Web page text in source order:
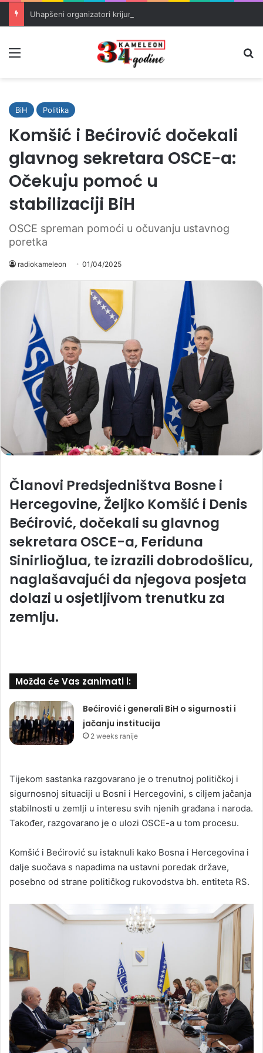
BiH Politika
Komšić i Bećirović dočekali
glavnog sekretara OSCE-a:
Očekuju pomoć u
stabilizaciji BiH
OSCE spreman pomoći u očuvanju ustavnog
poretka
radiokameleon 01/04/2025
Članovi Predsjedništva Bosne i
Hercegovine, Željko Komšić i Denis
Bećirović, dočekali su glavnog
sekretara OSCE-a, Feriduna
Sinirlioğlua, te izrazili dobrodošlicu,
naglašavajući da njegova posjeta
dolazi u osjetljivom trenutku za
zemlju.
Možda će Vas zanimati i:
Bećirović i generali BiH o sigurnosti i
jačanju institucija
2 weeks ranije
Tijekom sastanka razgovarano je o trenutnoj političkoj i
sigurnosnoj situaciji u Bosni i Hercegovini, s ciljem jačanja
stabilnosti u zemlji u interesu svih njenih građana i naroda.
Također, razgovarano je o ulozi OSCE-a u tom procesu.
Komšić i Bećirović su istaknuli kako Bosna i Hercegovina i
dalje suočava s napadima na ustavni poredak države,
posebno od strane političkog rukovodstva bh. entiteta RS.